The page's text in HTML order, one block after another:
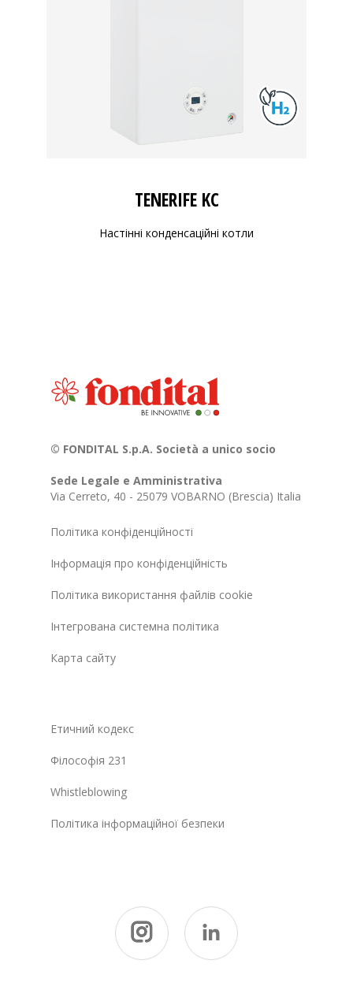
TENERIFE KC
Настінні конденсаційні котли
© FONDITAL S.p.A. Società a unico socio
Sede Legale e Amministrativa
Via Cerreto, 40 - 25079 VOBARNO (Brescia) Italia
Політика конфіденційності
Інформація про конфіденційність
Політика використання файлів cookie
Інтегрована системна політика
Карта сайту
Етичний кодекс
Філософія 231
Whistleblowing
Політика інформаційної безпеки